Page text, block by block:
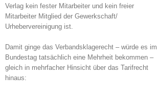
Verlag kein fester Mitarbeiter und kein freier
Mitarbeiter Mitglied der Gewerkschaft/
Urhebervereinigung ist.
Damit ginge das Verbandsklagerecht – würde es im
Bundestag tatsächlich eine Mehrheit bekommen –
gleich in mehrfacher Hinsicht über das Tarifrecht
hinaus: